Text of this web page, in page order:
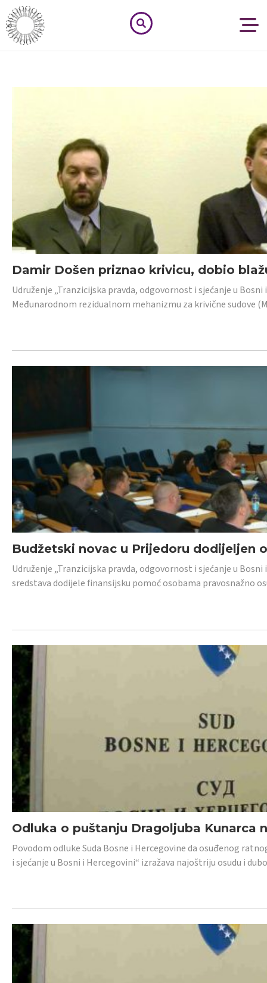
Damir Došen priznao krivicu, dobio
Udruženje „Tranzicijska pravda, odgovornost i sjećanje u
Međunarodnom rezidualnom mehanizmu za krivične sudove
Budžetski novac u Prijedoru dodijeljen
Udruženje „Tranzicijska pravda, odgovornost i sjećanje u
sredstava dodijele finansijsku pomoć osobama pravosnažno
Odluka o puštanju Dragoljuba Kunarca
Povodom odluke Suda Bosne i Hercegovine da osuđenog
i sjećanje u Bosni i Hercegovini“ izražava najoštriju osudu i